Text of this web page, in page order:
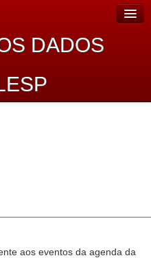
DADOS
aos eventos da agenda da